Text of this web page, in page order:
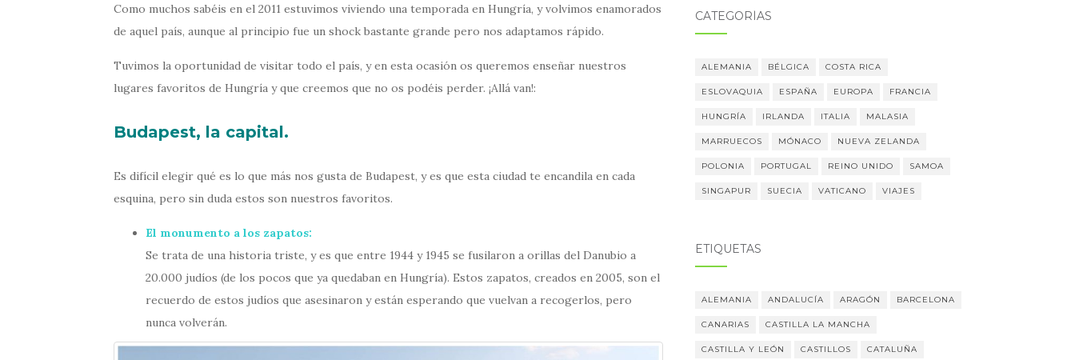
Como muchos sabéis en el 2011 estuvimos viviendo una temporada en Hungría, y volvimos enamorados
de aquel país, aunque al principio fue un shock bastante grande pero nos adaptamos rápido.
Tuvimos la oportunidad de visitar todo el país, y en esta ocasión os queremos enseñar nuestros
lugares favoritos de Hungría y que creemos que no os podéis perder. ¡Allá van!:
Budapest, la capital.
Es difícil elegir qué es lo que más nos gusta de Budapest, y es que esta ciudad te encandila en cada
esquina, pero sin duda estos son nuestros favoritos.
El monumento a los zapatos:
Se trata de una historia triste, y es que entre 1944 y 1945 se fusilaron a orillas del Danubio a
20.000 judíos (de los pocos que ya quedaban en Hungría). Estos zapatos, creados en 2005, son el
recuerdo de estos judíos que asesinaron y están esperando que vuelvan a recogerlos, pero
nunca volverán.
CATEGORÍAS
ALEMANIA BÉLGICA COSTA RICA
ESLOVAQUIA ESPAÑA EUROPA FRANCIA
HUNGRÍA IRLANDA ITALIA MALASIA
MARRUECOS MÓNACO NUEVA ZELANDA
POLONIA PORTUGAL REINO UNIDO SAMOA
SINGAPUR SUECIA VATICANO VIAJES
ETIQUETAS
ALEMANIA ANDALUCÍA ARAGÓN BARCELONA
CANARIAS CASTILLA LA MANCHA
CASTILLA Y LEÓN CASTILLOS CATALUÑA